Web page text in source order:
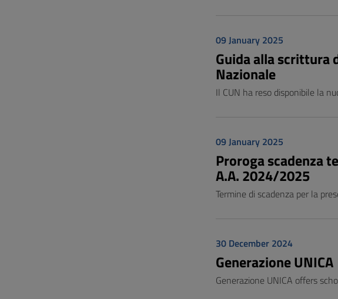
09 January 2025
Guida alla scrittura
Nazionale
Il CUN ha reso disponibile la
09 January 2025
Proroga scadenza
A.A. 2024/2025
Termine di scadenza per la
30 December 2024
Generazione UNICA
Generazione UNICA offers